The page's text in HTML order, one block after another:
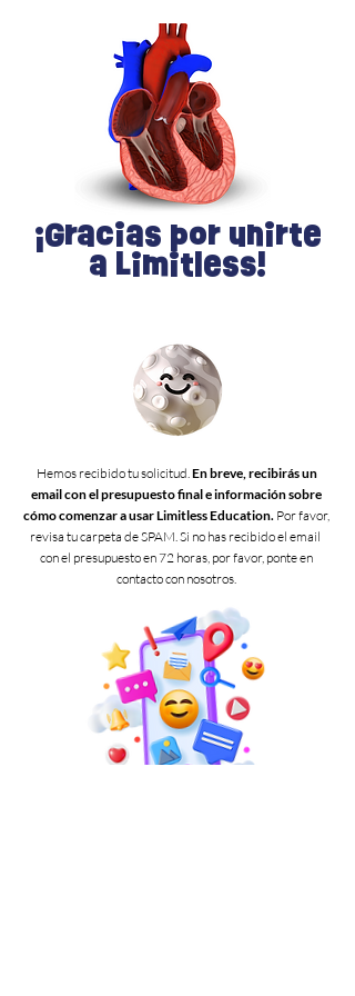
¡Gracias por unirte
a Limitless!
Hemos recibido tu solicitud.En breve, recibirás un
email con el presupuesto final e información sobre
cómo comenzar a usar Limitless Education. Por favor,
revisa tu carpeta de SPAM. Si no has recibido el email
con el presupuesto en 72 horas, por favor, ponte en
contacto con nosotros.